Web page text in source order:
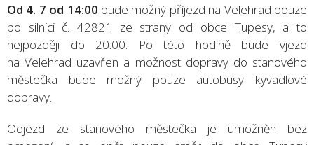
Od 4. 7 od 14:00 bude možný příjezd na Velehrad pouze
po silnici č. 42821 ze strany od obce Tupesy, a to
nejpozději do 20:00. Po této hodině bude vjezd
na Velehrad uzavřen a možnost dopravy do stanového
městečka bude možný pouze autobusy kyvadlové
dopravy.
Odjezd ze stanového městečka je umožněn bez